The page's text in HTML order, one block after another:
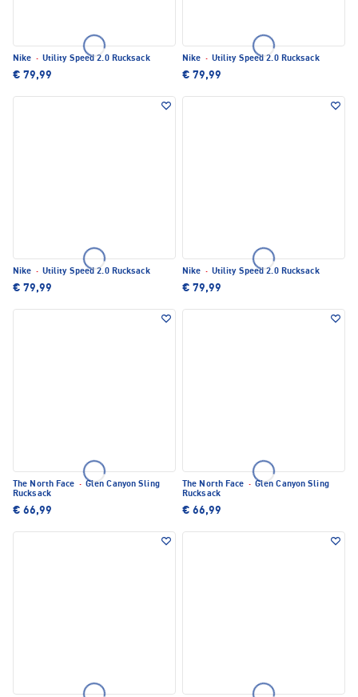
Nike · Utility Speed 2.0 Rucksack
€ 79,99
Nike · Utility Speed 2.0 Rucksack
€ 79,99
Nike · Utility Speed 2.0 Rucksack
€ 79,99
Nike · Utility Speed 2.0 Rucksack
€ 79,99
The North Face · Glen Canyon Sling
Rucksack
€ 66,99
The North Face · Glen Canyon Sling
Rucksack
€ 66,99